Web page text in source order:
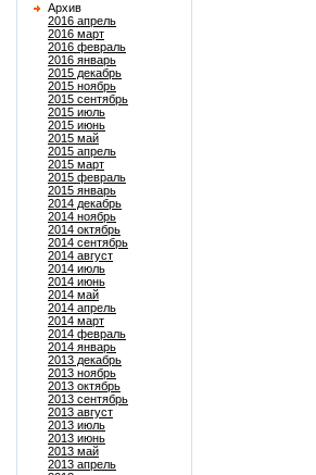
Архив
2016 апрель
2016 март
2016 февраль
2016 январь
2015 декабрь
2015 ноябрь
2015 сентябрь
2015 июль
2015 июнь
2015 май
2015 апрель
2015 март
2015 февраль
2015 январь
2014 декабрь
2014 ноябрь
2014 октябрь
2014 сентябрь
2014 август
2014 июль
2014 июнь
2014 май
2014 апрель
2014 март
2014 февраль
2014 январь
2013 декабрь
2013 ноябрь
2013 октябрь
2013 сентябрь
2013 август
2013 июль
2013 июнь
2013 май
2013 апрель